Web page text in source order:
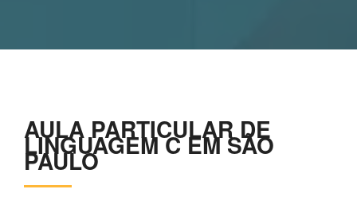
AULA PARTICULAR DE
LINGUAGEM C EM SÃO
PAULO